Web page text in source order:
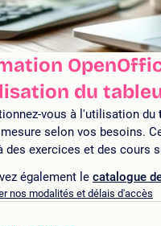
du
vous à l'utilisation du
selon vos besoins.
des exercices et des cours
également le catalogue
nos modalités et délais d'accès